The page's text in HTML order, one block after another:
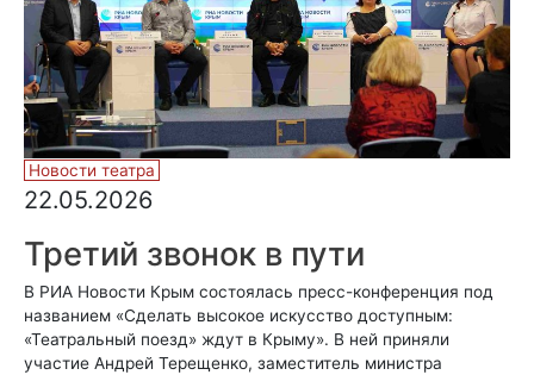
Новости театра
22.05.2026
Третий звонок в пути
В РИА Новости Крым состоялась пресс-конференция под
названием «Сделать высокое искусство доступным:
«Театральный поезд» ждут в Крыму». В ней приняли
участие Андрей Терещенко, заместитель министра